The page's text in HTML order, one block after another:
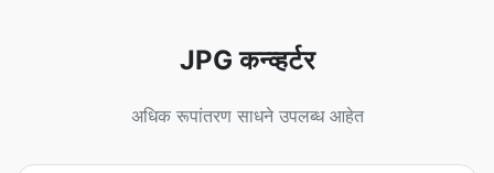
JPG कन्व्हर्टर
अधिक रूपांतरण साधने उपलब्ध आहेत